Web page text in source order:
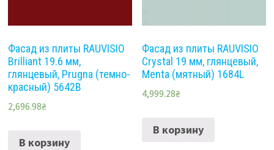
Фасад из плиты RAUVISIO
Brilliant 19.6 мм,
глянцевый, Prugna (темно-
красный) 5642B
2,696.98₴
В корзину
Фасад из плиты RAUVISIO
Crystal 19 мм, глянцевый,
Menta (мятный) 1684L
4,999.28₴
В корзину